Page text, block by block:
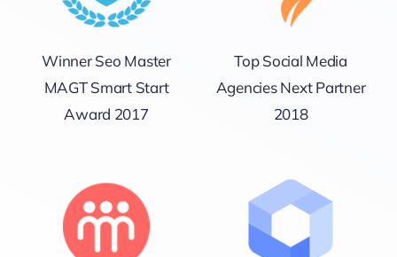
Winner Seo Master
MAGT Smart Start
Award 2017
Top Social Media
Agencies Next Partner
2018